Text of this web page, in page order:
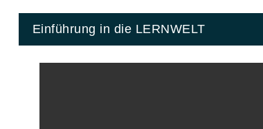
Einführung in die LERNWELT